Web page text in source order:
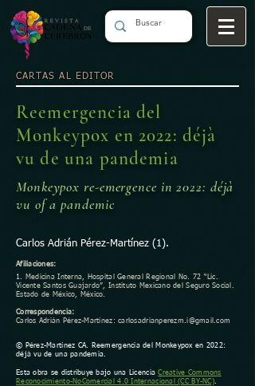
CARTAS AL EDITOR
Reemergencia del
Monkeypox en 2022: déjà
vu de una pandemia
Monkeypox re-emergence in 2022: déjà
vu of a pandemic
Carlos Adrián Pérez-Martínez (1).
Afiliaciones:
1. Medicina Interna, Hospital General Regional No. 72 “Lic.
Vicente Santos Guajardo”, Instituto Mexicano del Seguro Social.
Estado de México, México.
Correspondencia:
Carlos Adrián Pérez-Martínez:carlosadrianperezm.i@gmail.com
© Pérez-Martínez CA. Reemergencia del Monkeypox en 2022:
déjà vu de una pandemia.
Esta obra se distribuye bajo una LicenciaCreative Commons
Reconocimiento-NoComercial 4.0 Internacional (CC BY-NC).